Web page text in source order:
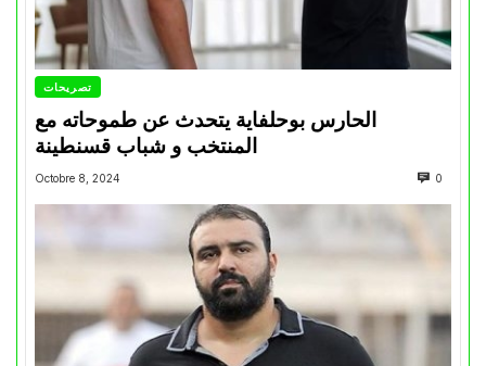
تصريحات
الحارس بوحلفاية يتحدث عن طموحاته مع
المنتخب و شباب قسنطينة
Octobre 8, 2024 0